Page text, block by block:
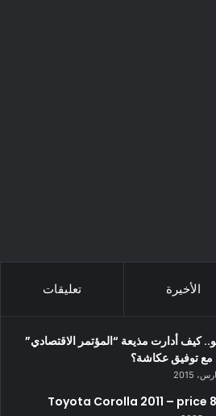
الأخيرة تعليقات
كيف أدارت مذيعة “المؤتمر الاقتصادي”
مع توفيق عكاشة؟
Toyota Corolla 2011 – price